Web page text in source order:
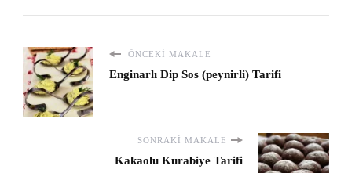
ÖNCEKI MAKALE
Enginarlı Dip Sos (peynirli) Tarifi
SONRAKI MAKALE
Kakaolu Kurabiye Tarifi